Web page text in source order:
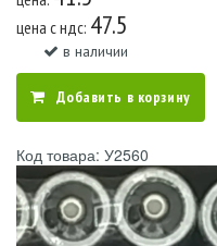
цена c ндс: 47.5
в наличии
Добавить в корзину
Код товара: У2560